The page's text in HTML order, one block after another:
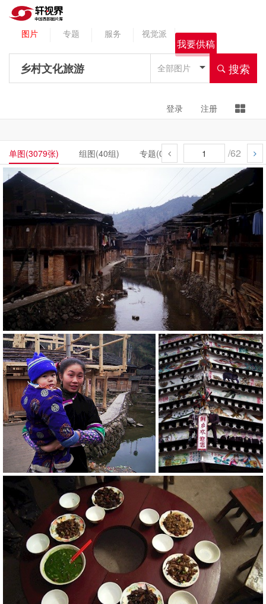
图片 专题 服务 视觉派
我要供稿
全部图片 搜索
登录 注册
单图(3079张) 组图(40组) 专题(0组) /62
RM 20775
RM RM